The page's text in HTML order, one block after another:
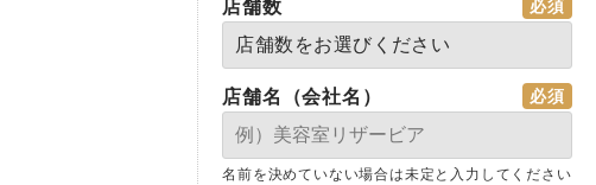
店舗数
店舗名（会社名）
名前を決めていない場合は未定と入力してください